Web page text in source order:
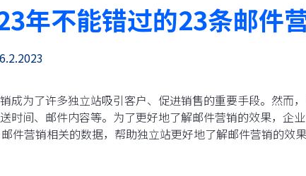
年不能错过的23条邮件
成为了许多独立站吸引客户、促进销售的重要手段。然而
时间、邮件内容等。为了更好地了解邮件营销的效果，企
件营销相关的数据，帮助独立站更好地了解邮件营销的效